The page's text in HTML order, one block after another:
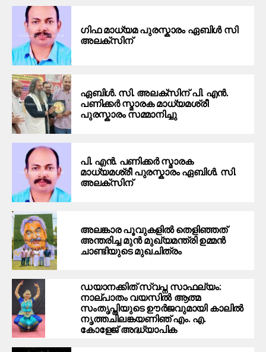
ഗിഫ മാധ്യമ പുരസ്കാരം ഏബിൾ സി
അലക്സിന്
ഏബിൾ. സി. അലക്സിന് പി. എൻ.
പണിക്കർ സ്മാരക മാധ്യമശ്രീ
പുരസ്കാരം സമ്മാനിച്ചു
പി. എൻ. പണിക്കർ സ്മാരക
മാധ്യമശ്രീ പുരസ്കാരം ഏബിൾ. സി.
അലക്സിന്
അലങ്കാര പൂവുകളിൽ തെളിഞ്ഞത്
അന്തരിച്ച മുന്‍ മുഖ്യമന്ത്രി ഉമ്മന്‍
ചാണ്ടിയുടെ മുഖചിത്രം
ഡയാനക്കിത് സ്വപ്ന സാഫല്യം:
നാല്പാതം വയസിൽ ആത്മ
സംതൃപ്തിയുടെ ഊർജവുമായി കാലിൽ
നൃത്തചിലങ്കയണിഞ് എം. എ.
കോളേജ് അദ്ധ്യാപിക